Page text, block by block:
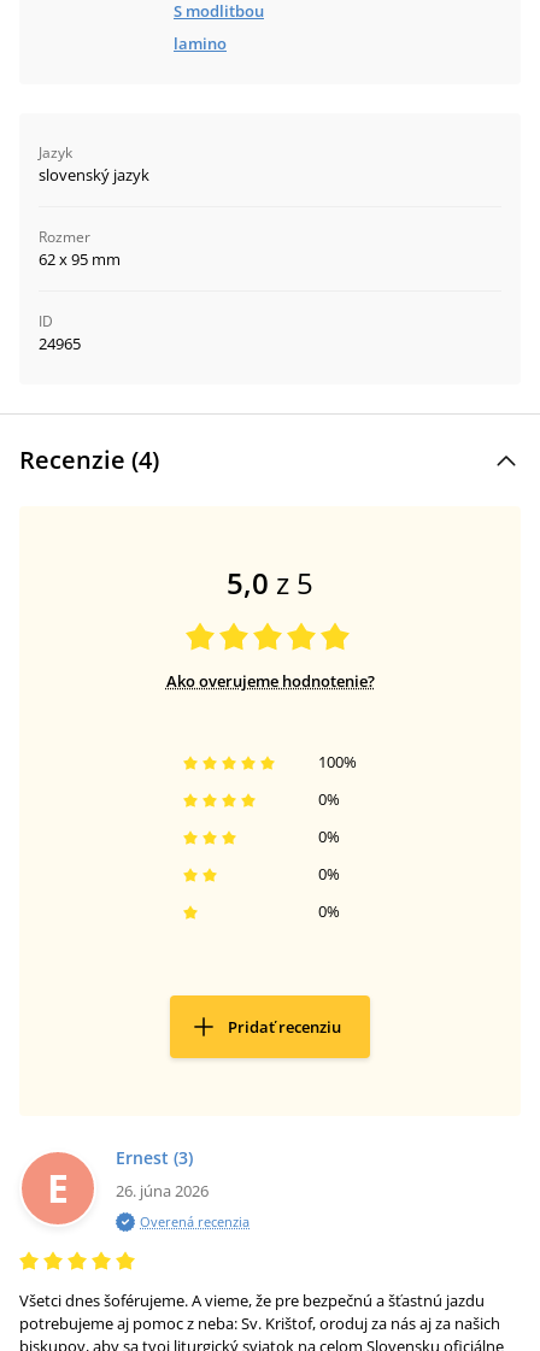
S modlitbou
lamino
Jazyk
slovenský jazyk
Rozmer
62 x 95 mm
ID
24965
Recenzie (4)
5,0 z 5
Ako overujeme hodnotenie?
0%
0%
0%
0%
100%
Pridať recenziu
E
Ernest (3)
26. júna 2026
Overená recenzia
Všetci dnes šoférujeme. A vieme, že pre bezpečnú a šťastnú jazdu
potrebujeme aj pomoc z neba: Sv. Krištof, oroduj za nás aj za našich
biskupov, aby sa tvoj liturgický sviatok na celom Slovensku oficiálne